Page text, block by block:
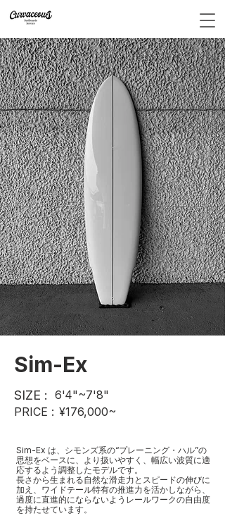
Sim-Ex
SIZE : 6'4"~7'8"
PRICE : ¥176,000~
Sim-Ex は、シモンズ系の“プレーニング・ハル”の
思想をベースに、より扱いやすく、幅広い波質に適
応するよう調整したモデルです。
長さから生まれる自然な滑走力とスピードの伸びに
加え、ワイドテール特有の推進力を活かしながら、
過度に直進的にならないようレールワークの自由度
を持たせています。